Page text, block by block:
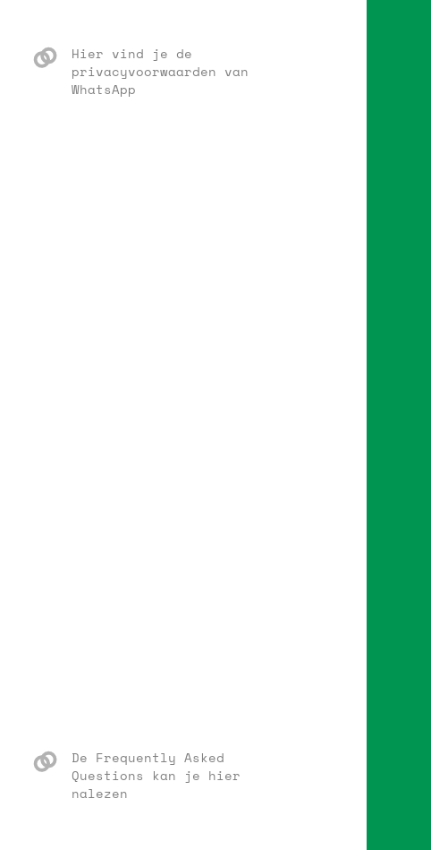
Hier vind je de
privacyvoorwaarden van
WhatsApp
De Frequently Asked
Questions kan je hier
nalezen